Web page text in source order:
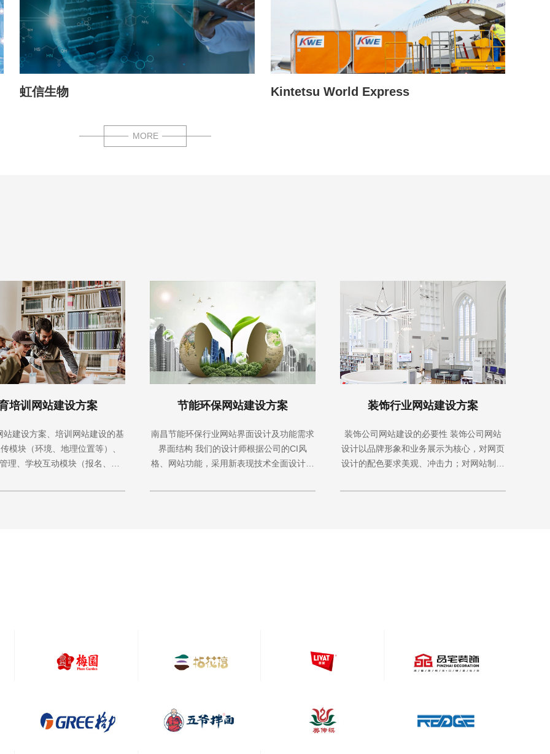
虹信生物 Kintetsu World Express
MORE
培训网站建设方案
站建设方案、培训网站建设的基
模块（环境、地理位置等）、
理、学校互动模块（报名、论
生档案管理模块、学
节能环保网站建设方案
南昌节能环保行业网站界面设计及功能需求
界面结构 我们的设计师根据公司的CI风
格、网站功能，采用新表现技术全面设计，
络营销的理念
装饰行业网站建设方案
装饰公司网站建设的必要性 装饰公司网站
设计以品牌形象和业务展示为核心，对网页
设计的配色要求美观、冲击力；对网站制作
站建设时要